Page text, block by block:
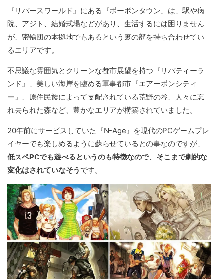
『リバースワールド』にある『ボーボンタウン』は、駅や病
院、アジト、結婚式場などがあり、生活するには困りません
が、密輸団の本拠地でもあるという裏の顔を持ち合わせてい
るエリアです。
不思議な雰囲気とクリーンな都市展望を持つ『リバティーラ
ンド』、美しい海岸を臨める軍事都市『エアーボンシティ
ー』、原住民族によって支配されている荒野の谷、人々に忘
れ去られた森など、豊かなエリアが構築されていました。
20年前にサービスしていた『N-Age』を現代のPCゲームプレ
イヤーでも楽しめるように蘇らせているとの事なのですが、
低スペPCでも遊べるというのも特徴なので、そこまで劇的な
変化はされていなそう です。